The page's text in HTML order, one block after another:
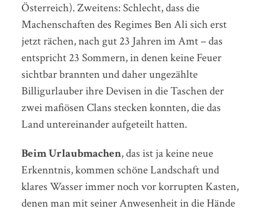
Österreich). Zweitens: Schlecht, dass die
Machenschaften des Regimes Ben Ali sich erst
jetzt rächen, nach gut 23 Jahren im Amt – das
entspricht 23 Sommern, in denen keine Feuer
sichtbar brannten und daher ungezählte
Billigurlauber ihre Devisen in die Taschen der
zwei mafiösen Clans stecken konnten, die das
Land untereinander aufgeteilt hatten.
Beim Urlaubmachen, das ist ja keine neue
Erkenntnis, kommen schöne Landschaft und
klares Wasser immer noch vor korrupten Kasten,
denen man mit seiner Anwesenheit in die Hände